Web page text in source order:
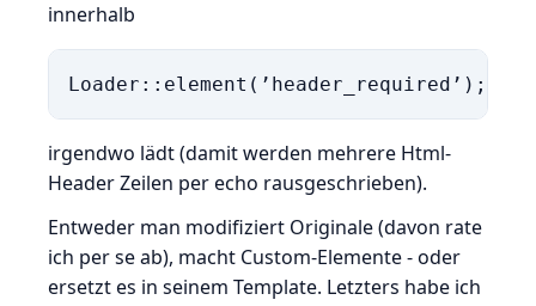
innerhalb
Loader::element(’header_required’);
irgendwo lädt (damit werden mehrere Html-
Header Zeilen per echo rausgeschrieben).
Entweder man modifiziert Originale (davon rate
ich per se ab), macht Custom-Elemente - oder
ersetzt es in seinem Template. Letzters habe ich